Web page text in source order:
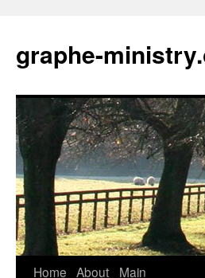
content
graphe-
Home About
Main